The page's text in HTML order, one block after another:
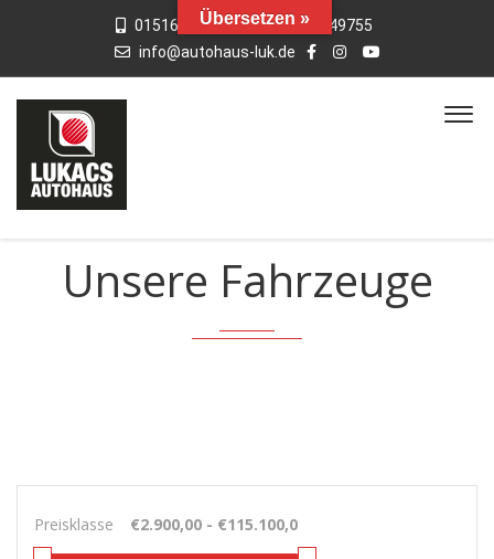
015163769659
01742949755
info@autohaus-luk.de
Unsere Fahrzeuge
Preisklasse
Übersetzen »